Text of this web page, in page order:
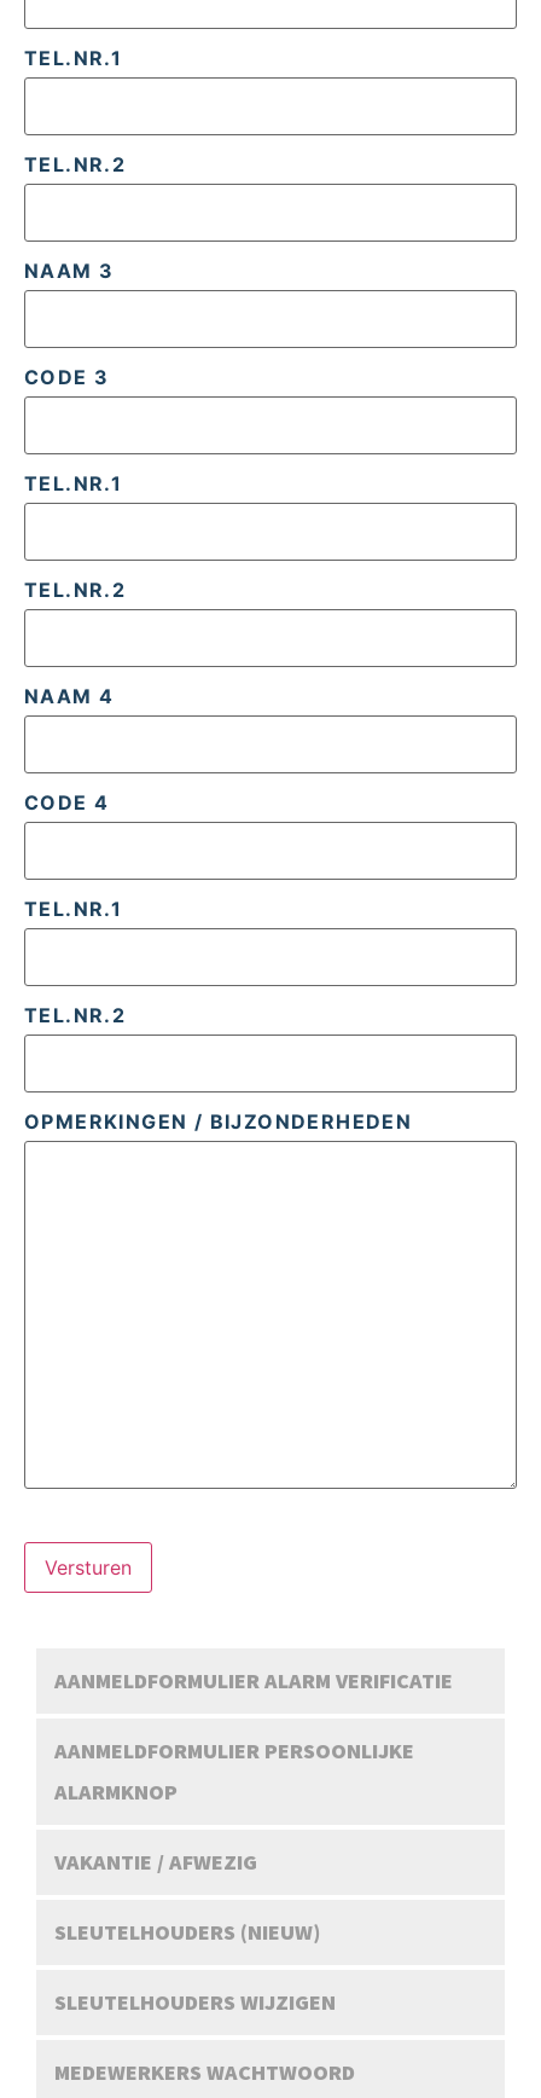
AANMELDFORMULIER ALARM VERIFICATIE
AANMELDFORMULIER PERSOONLIJKE
ALARMKNOP
VAKANTIE / AFWEZIG
SLEUTELHOUDERS (NIEUW)
SLEUTELHOUDERS WIJZIGEN
MEDEWERKERS WACHTWOORD
TEL.NR.1
TEL.NR.2
NAAM 3
CODE 3
TEL.NR.1
TEL.NR.2
NAAM 4
CODE 4
TEL.NR.1
TEL.NR.2
OPMERKINGEN / BIJZONDERHEDEN
Versturen